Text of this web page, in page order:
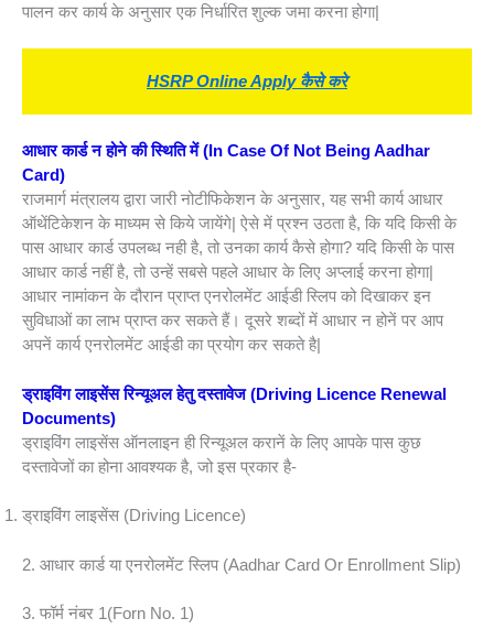
पालन कर कार्य के अनुसार एक निर्धारित शुल्क जमा करना होगा|
HSRP Online Apply कैसे करे
आधार कार्ड न होने की स्थिति में (In Case Of Not Being Aadhar
Card)
राजमार्ग मंत्रालय द्वारा जारी नोटीफिकेशन के अनुसार, यह सभी कार्य आधार
ऑथेंटिकेशन के माध्यम से किये जायेंगे| ऐसे में प्रश्न उठता है, कि यदि किसी के
पास आधार कार्ड उपलब्ध नही है, तो उनका कार्य कैसे होगा? यदि किसी के पास
आधार कार्ड नहीं है, तो उन्हें सबसे पहले आधार के लिए अप्लाई करना होगा|
आधार नामांकन के दौरान प्राप्त एनरोलमेंट आईडी स्लिप को दिखाकर इन
सुविधाओं का लाभ प्राप्त कर सकते हैं। दूसरे शब्दों में आधार न होनें पर आप
अपनें कार्य एनरोलमेंट आईडी का प्रयोग कर सकते है|
ड्राइविंग लाइसेंस रिन्यूअल हेतु दस्तावेज(Driving Licence Renewal
Documents)
ड्राइविंग लाइसेंस ऑनलाइन ही रिन्यूअल करानें के लिए आपके पास कुछ
दस्तावेजों का होना आवश्यक है, जो इस प्रकार है-
ड्राइविंग लाइसेंस (Driving Licence)
2. आधार कार्ड या एनरोलमेंट स्लिप (Aadhar Card Or Enrollment Slip)
3. फॉर्म नंबर 1(Forn No. 1)